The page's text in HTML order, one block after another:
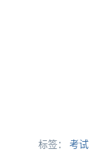
标签： 考试